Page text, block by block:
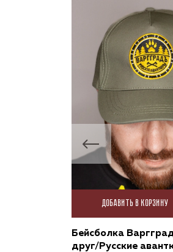
Добавить в корзину
Бейсболка
друг/Русские